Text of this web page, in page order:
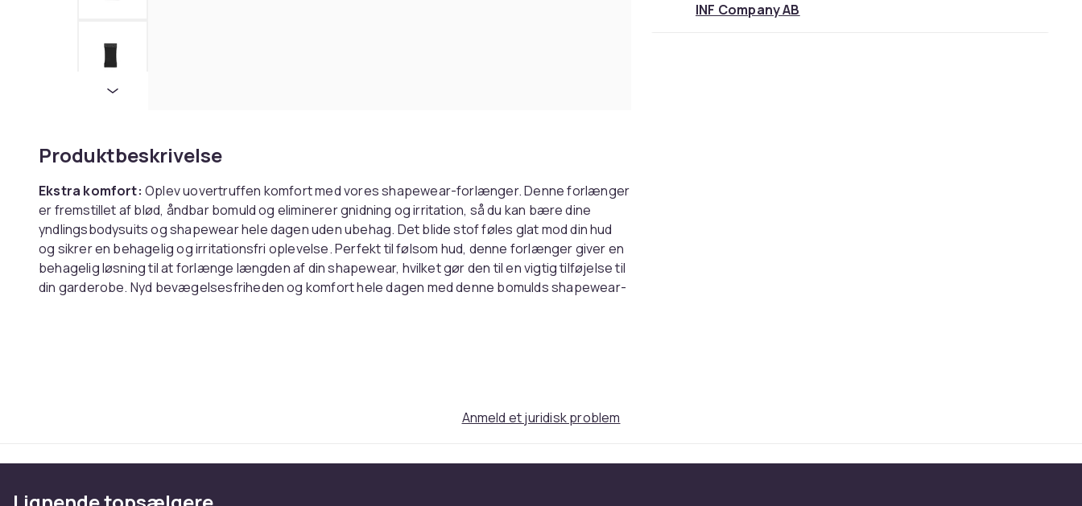
Produktbeskrivelse
Ekstra komfort: Oplev uovertruffen komfort med vores shapewear-forlænger. Denne forlænger
er fremstillet af blød, åndbar bomuld og eliminerer gnidning og irritation, så du kan bære dine
yndlingsbodysuits og shapewear hele dagen uden ubehag. Det blide stof føles glat mod din hud
og sikrer en behagelig og irritationsfri oplevelse. Perfekt til følsom hud, denne forlænger giver en
behagelig løsning til at forlænge længden af din shapewear, hvilket gør den til en vigtig tilføjelse til
din garderobe. Nyd bevægelsesfriheden og komfort hele dagen med denne bomulds shapewear-
at imødekomme forskellige torso-længder og kropsformer, hvilket gør den til en alsidig løsning til
justerbare shapewear-forlænger.
bodysuits og shapewear. Uanset om du bærer en slankende bodysuit, en formende camisole eller
INF Company AB
Anmeld et juridisk problem